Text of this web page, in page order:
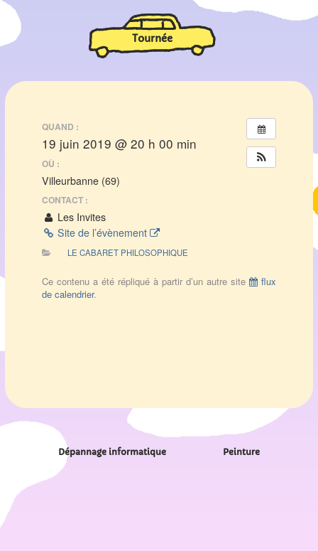
Tournée
QUAND :
19 juin 2019 @ 20 h 00 min
OÙ :
Villeurbanne (69)
CONTACT :
Les Invites
Site de l’évènement
LE CABARET PHILOSOPHIQUE
Ce contenu a été répliqué à partir d’un autre site
flux
de calendrier.
Dépannage informatique Peinture